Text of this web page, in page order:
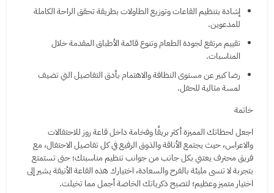
إشادة بتنظيم القاعات وتوزيع الطاولات بطريقة تحقق الراحة الكاملة
للمدعوين.
تقييم مرتفع لجودة الطعام وتنوع قائمة الأطباق المقدمة خلال
المناسبات.
رضا كبير عن مستوى النظافة والاهتمام بأدق التفاصيل التي تضيف
لمسة مثالية للحفل.
خاتمة
اجعل لحظاتك المميزة أكثر بريقًا وفخامة داخل قاعة روز للاحتفالات
والاعراس، حيث يجتمع الأناقة والذوق الرفيع في كل تفاصيل الاحتفال، مع
فريق محترف يعتني بكل جانب من جوانب تنظيم مناسبتك؛ حتى تستمتع
بتجربة لا تنسى مليئة بالفرح والسعادة، اختيارك هذه القاعة الأنيقة يشير إلى
اختيار متميز وعظيم؛ لتصبح ذكرياتك الخاصة أجمل مما تخيلت.